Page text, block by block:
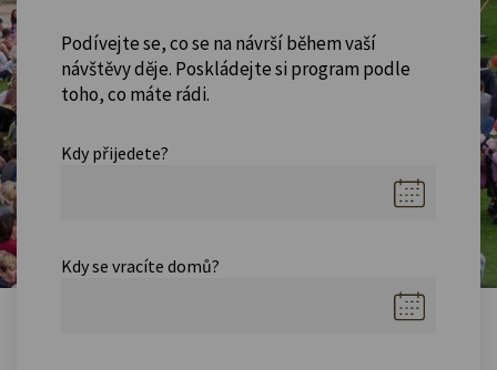
Podívejte se, co se na návrší během vaší
návštěvy děje. Poskládejte si program podle
toho, co máte rádi.
Kdy přijedete?
Kdy se vracíte domů?